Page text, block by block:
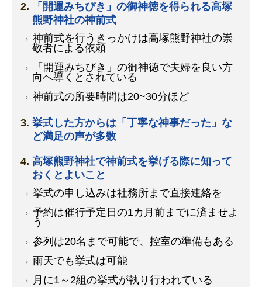
「開運みちびき」の御神徳を得られる高塚
熊野神社の神前式
神前式を行うきっかけは高塚熊野神社の崇
敬者による依頼
「開運みちびき」の御神徳で夫婦を良い方
向へ導くとされている
神前式の所要時間は20~30分ほど
挙式した方からは「丁寧な神事だった」な
ど満足の声が多数
高塚熊野神社で神前式を挙げる際に知って
おくとよいこと
挙式の申し込みは社務所まで直接連絡を
予約は催行予定日の1カ月前までに済ませよ
う
参列は20名まで可能で、控室の準備もある
雨天でも挙式は可能
月に1～2組の挙式が執り行われている